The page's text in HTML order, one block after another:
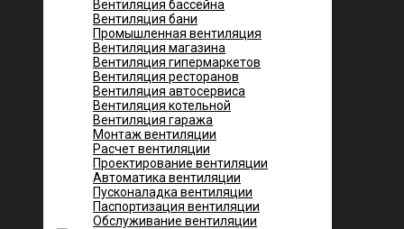
Вентиляция бассейна
Вентиляция бани
Промышленная вентиляция
Вентиляция магазина
Вентиляция гипермаркетов
Вентиляция ресторанов
Вентиляция автосервиса
Вентиляция котельной
Вентиляция гаража
Монтаж вентиляции
Расчет вентиляции
Проектирование вентиляции
Автоматика вентиляции
Пусконаладка вентиляции
Паспортизация вентиляции
Обслуживание вентиляции